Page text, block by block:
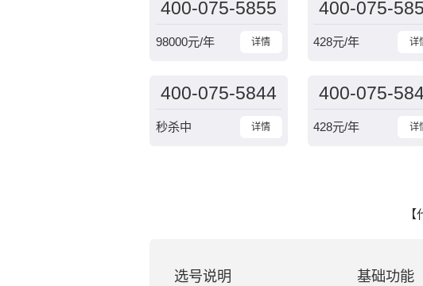
400-075-5855
详情
98000元/年
400-075-
详
428元/年
400-075-5844
详情
秒杀中
400-075-
详
428元/年
选号说明 基础功能